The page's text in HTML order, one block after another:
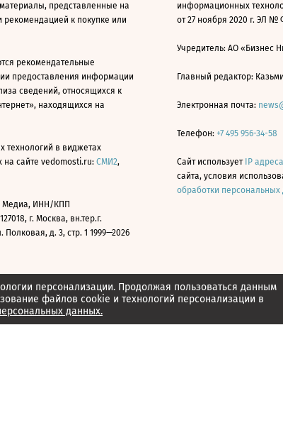
персонализации. Продолжая пользоваться данным
файлов cookie и технологий персонализации в
данных.
представленные на
к покупке или
рекомендательные
предоставления информации
сведений, относящихся к
находящихся на
технологий в виджетах
сайте vedomosti.ru: СМИ2,
Медиа, ИНН/КПП
г. Москва, вн.тер.г.
д. 3, стр. 1 1999—2026
информационных
от 27 ноября 2020 г. ЭЛ №
Учредитель: АО «Бизнес
Главный редактор:
Электронная почта:
Телефон: +7 495 956-34-58
Сайт использует IP
сайта, условия
обработки